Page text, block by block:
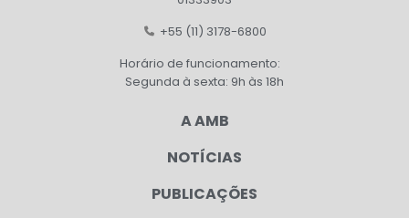
+55 (11) 3178-6800
Horário de funcionamento:
Segunda à sexta: 9h às 18h
A AMB
NOTÍCIAS
PUBLICAÇÕES